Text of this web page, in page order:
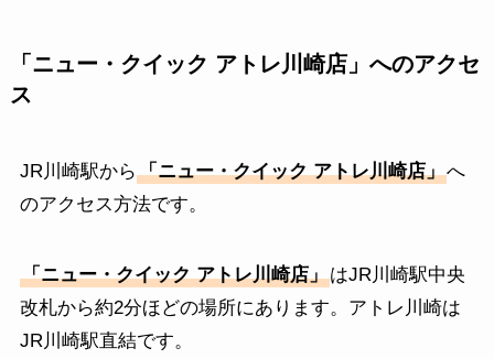
「 ニュー・クイック アトレ川崎店」へのアクセ
ス
JR川崎駅から 「ニュー・クイック アトレ川崎店」へ
のアクセス方法です。
「ニュー・クイック アトレ川崎店」はJR川崎駅中央
改札から約2分ほどの場所にあります。アトレ川崎は
JR川崎駅直結です。